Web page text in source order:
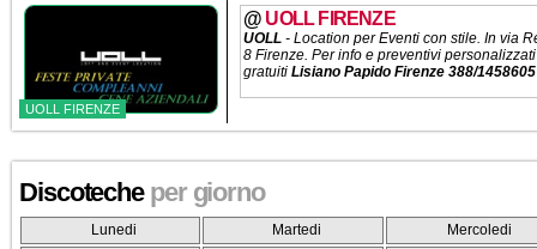
UOLL FIRENZE
@ UOLL FIRENZE
UOLL - Location perEventi con stile. In via
8 Firenze. Per info e preventivi personalizzati
gratuiti Lisiano Papido Firenze 388/1458605
Discoteche per giorno
Lunedi Martedi
Mercoledi